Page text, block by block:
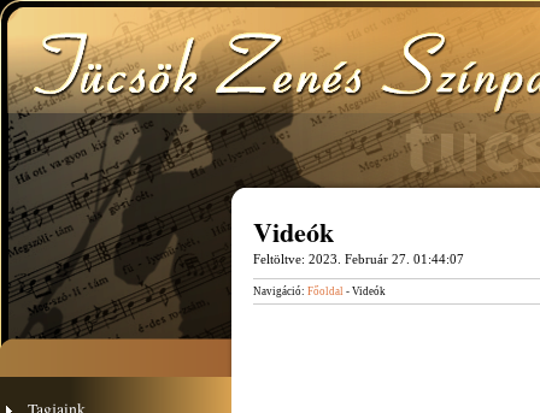
Videók
Feltöltve: 2023. Február 27. 01:44:07
Navigáció: Főoldal - Videók